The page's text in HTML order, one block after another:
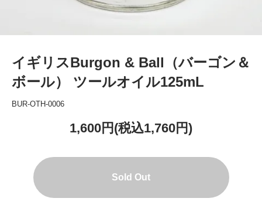
イギリスBurgon & Ball（バーゴン＆
ボール） ツールオイル125mL
BUR-OTH-0006
1,600円(税込1,760円)
Sold Out